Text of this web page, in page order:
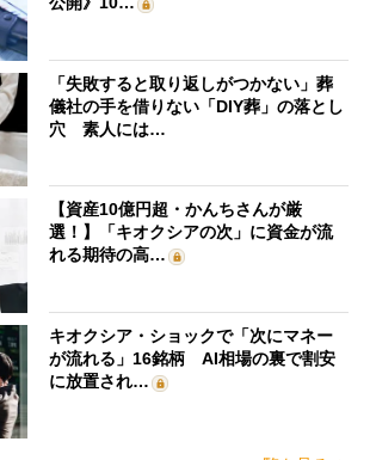
「失敗すると取り返しがつかない」葬
儀社の手を借りない「DIY葬」の落とし
穴 素人には…
【資産10億円超・かんちさんが厳
選！】「キオクシアの次」に資金が流
れる期待の高…
キオクシア・ショックで「次にマネー
が流れる」16銘柄 AI相場の裏で割安
に放置され…